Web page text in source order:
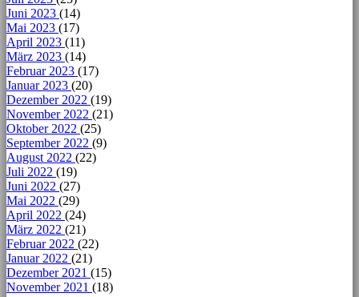
Juni 2023 (14)
Mai 2023 (17)
April 2023 (11)
März 2023 (14)
Februar 2023 (17)
Januar 2023 (20)
Dezember 2022 (19)
November 2022 (21)
Oktober 2022 (25)
September 2022 (9)
August 2022 (22)
Juli 2022 (19)
Juni 2022 (27)
Mai 2022 (29)
April 2022 (24)
März 2022 (21)
Februar 2022 (22)
Januar 2022 (21)
Dezember 2021 (15)
November 2021 (18)